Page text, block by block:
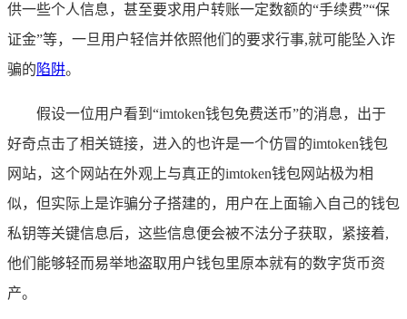
供一些个人信息，甚至要求用户转账一定数额的“手续费”“保
证金”等，一旦用户轻信并依照他们的要求行事,就可能坠入诈
骗的 陷阱。
假设一位用户看到“imtoken钱包免费送币”的消息，出于
好奇点击了相关链接，进入的也许是一个仿冒的imtoken钱包
网站，这个网站在外观上与真正的imtoken钱包网站极为相
似，但实际上是诈骗分子搭建的，用户在上面输入自己的钱包
私钥等关键信息后，这些信息便会被不法分子获取，紧接着,
他们能够轻而易举地盗取用户钱包里原本就有的数字货币资
产。